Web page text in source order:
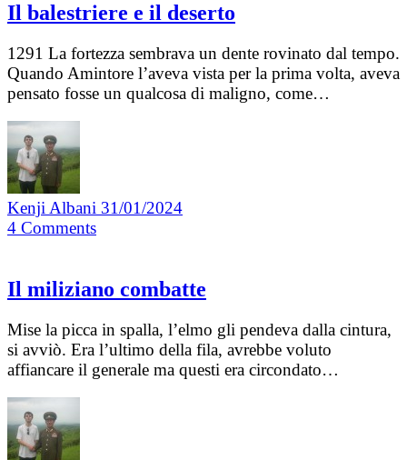
Il balestriere e il deserto
1291 La fortezza sembrava un dente rovinato dal tempo.
Quando Amintore l’aveva vista per la prima volta, aveva
pensato fosse un qualcosa di maligno, come…
Kenji Albani 31/01/2024
4 Comments
Il miliziano combatte
Mise la picca in spalla, l’elmo gli pendeva dalla cintura,
si avviò. Era l’ultimo della fila, avrebbe voluto
affiancare il generale ma questi era circondato…